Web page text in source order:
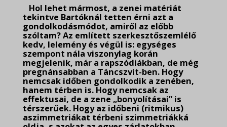
Hol lehet mármost, a zenei matériát
tekintve Bartóknál tetten érni azt a
gondolkodásmódot, amiről az előbb
szóltam? Az említett szerkesztőszemlélő
kedv, lelemény és végül is: egységes
szempont nála viszonylag korán
megjelenik, már a rapszódiákban, de még
pregnánsabban a Táncszvit-ben. Hogy
nemcsak időben gondolkodik a zenében,
hanem térben is. Hogy nemcsak az
effektusai, de a zene „bonyolításai” is
térszerűek. Hogy az időbeni (ritmikus)
aszimmetriákat térbeni szimmetriákká